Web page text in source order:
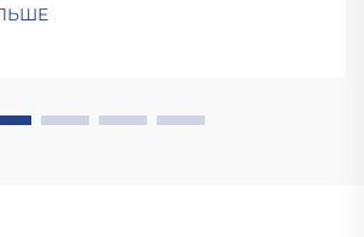
на грудь, при которых пластины